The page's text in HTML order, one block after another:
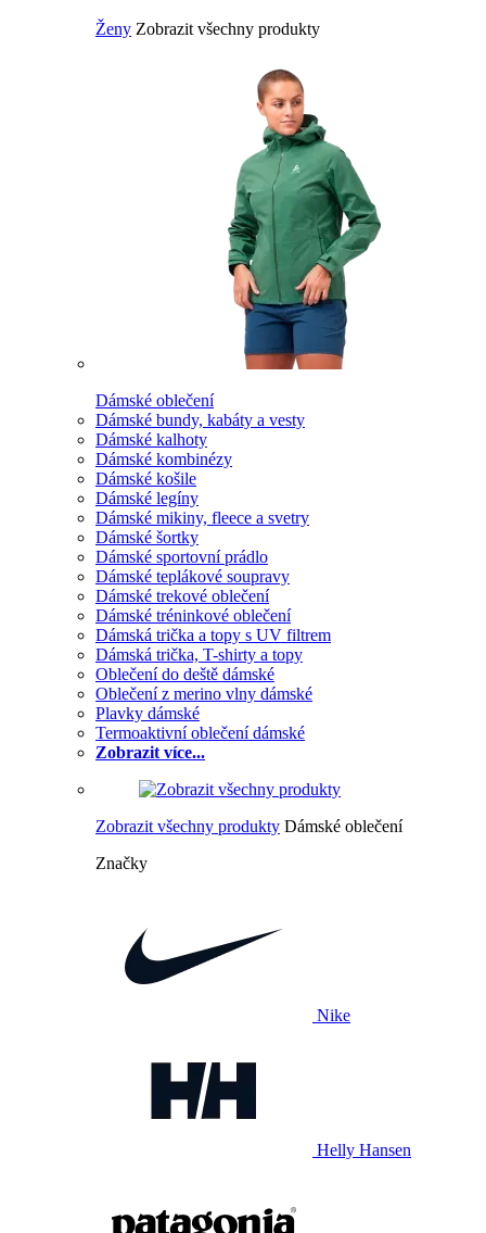
Ženy Zobrazit všechny produkty
Dámské oblečení
Dámské bundy, kabáty a vesty
Dámské kalhoty
Dámské kombinézy
Dámské košile
Dámské legíny
Dámské mikiny, fleece a svetry
Dámské šortky
Dámské sportovní prádlo
Dámské teplákové soupravy
Dámské trekové oblečení
Dámské tréninkové oblečení
Dámská trička a topy s UV filtrem
Dámská trička, T-shirty a topy
Oblečení do deště dámské
Oblečení z merino vlny dámské
Plavky dámské
Termoaktivní oblečení dámské
Zobrazit více...
Zobrazit všechny produkty Dámské oblečení
Značky
Nike
Helly Hansen